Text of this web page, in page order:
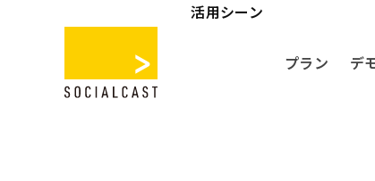
活用シーン
プラン デ